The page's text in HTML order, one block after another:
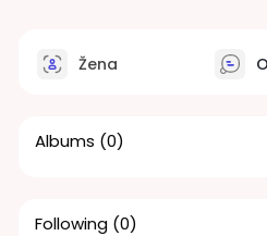
Žena
Albums (0)
Following (0)